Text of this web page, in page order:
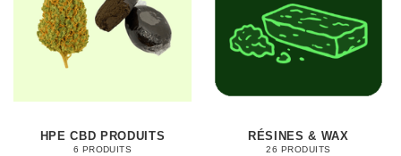
HPE CBD PRODUITS
6 PRODUITS
RÉSINES & WAX
26 PRODUITS